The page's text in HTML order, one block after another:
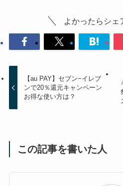
よかったらシェ
【au PAY】セブン−イレブ
ンで20％還元キャンペーン
お得な使い方は？
この記事を書いた人